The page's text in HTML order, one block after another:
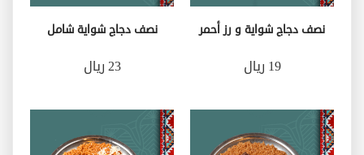
نصف دجاج شواية و رز أحمر
19 ريال
نصف دجاج شواية شامل
23 ريال